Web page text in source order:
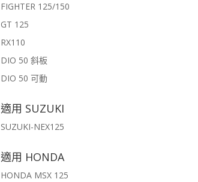
FIGHTER 125/150
GT 125
RX110
DIO 50 斜板
DIO 50 可動
適用 SUZUKI
SUZUKI-NEX125
適用 HONDA
HONDA MSX 125